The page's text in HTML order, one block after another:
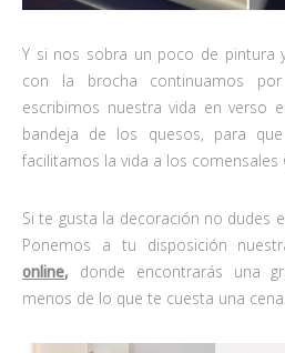
Y si nos sobra un poco de pintura
con la brocha continuamos
escribimos nuestra vida en verso
bandeja de los quesos, para
facilitamos la vida a los comensales
Si te gusta la decoración no dudes
Ponemos a tu disposición
online, donde encontrarás una
menos de lo que te cuesta una cena.